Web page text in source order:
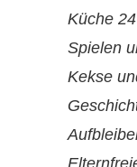
Küche
Spielen
Kekse